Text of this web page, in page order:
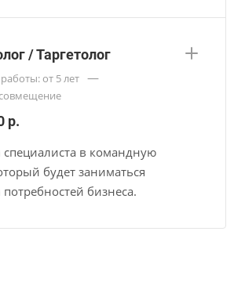
/ Таргетолог
от 5 лет —
р.
в командную
будет заниматься
бизнеса.